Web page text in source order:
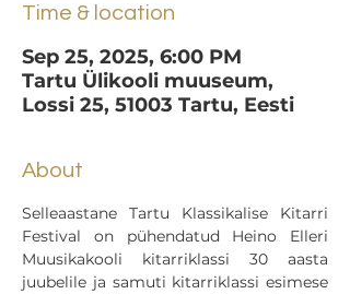
Time & location
Sep 25, 2025, 6:00 PM
Tartu Ülikooli muuseum,
Lossi 25, 51003 Tartu, Eesti
About
Selleaastane Tartu Klassikalise Kitarri
Festival on pühendatud Heino Elleri
Muusikakooli kitarriklassi 30 aasta
juubelile ja samuti kitarriklassi esimese